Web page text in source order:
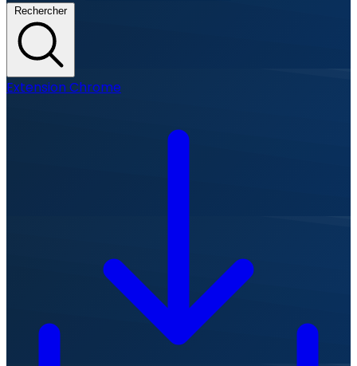
Rechercher
Extension Chrome